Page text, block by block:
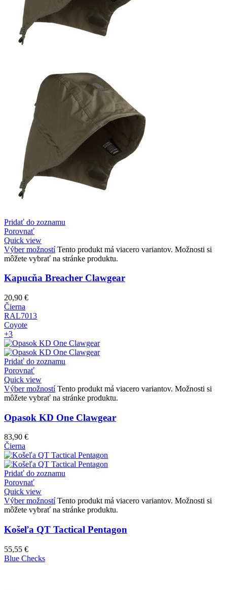
Pridať do zoznamu
Porovnať
Quick view
Výber možností Tento produkt má viacero variantov. Možnosti si
môžete vybrať na stránke produktu.
Kapucňa Breacher Clawgear
20,90 €
Čierna
RAL7013
Coyote
+3
Pridať do zoznamu
Porovnať
Quick view
Výber možností Tento produkt má viacero variantov. Možnosti si
môžete vybrať na stránke produktu.
Opasok KD One Clawgear
83,90 €
Čierna
Pridať do zoznamu
Porovnať
Quick view
Výber možností Tento produkt má viacero variantov. Možnosti si
môžete vybrať na stránke produktu.
Košeľa QT Tactical Pentagon
55,55 €
Blue Checks